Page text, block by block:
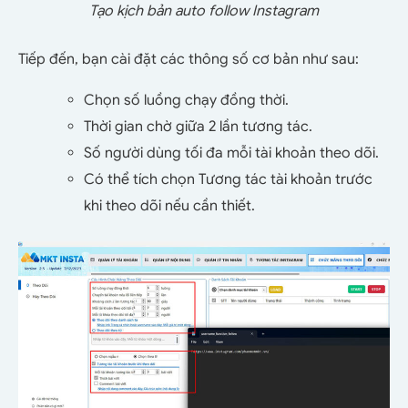
Tạo kịch bản auto follow Instagram
Tiếp đến, bạn cài đặt các thông số cơ bản như sau:
Chọn số luồng chạy đồng thời.
Thời gian chờ giữa 2 lần tương tác.
Số người dùng tối đa mỗi tài khoản theo dõi.
Có thể tích chọn Tương tác tài khoản trước
khi theo dõi nếu cần thiết.